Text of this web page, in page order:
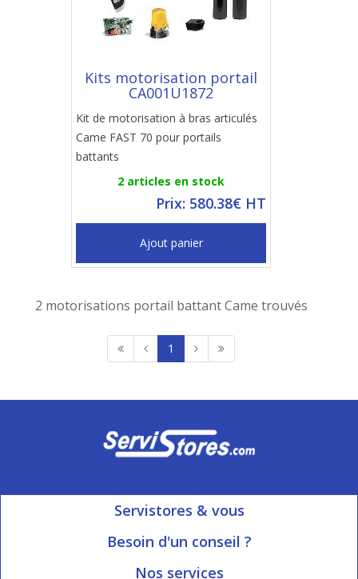
Kits motorisation portail
CA001U1872
Kit de motorisation à bras articulés
Came FAST 70 pour portails
battants
2 articles en stock
Prix: 580.38€ HT
Ajout panier
2 motorisations portail battant Came trouvés
1
Servistores & vous
Mon compte
Besoin d'un conseil ?
Ouvert du Lundi au Vendredi
Nos services